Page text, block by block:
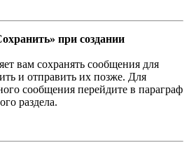
при создании
вам сохранять сообщения для
и отправить их позже. Для
сообщения перейдите в параграф
раздела.